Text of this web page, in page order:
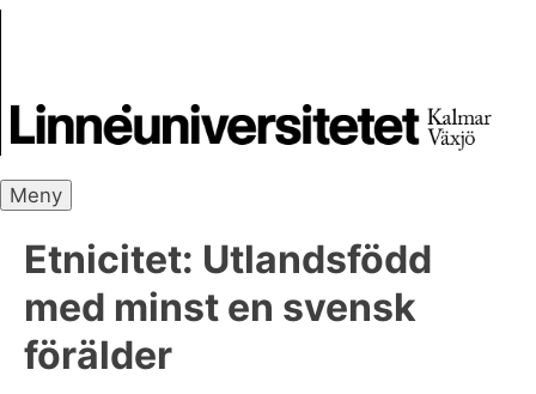
Meny
Etnicitet: Utlandsfödd
med minst en svensk
förälder